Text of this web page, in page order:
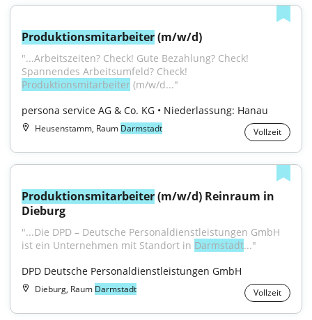
Produktionsmitarbeiter (m/w/d)
"...Arbeitszeiten? Check! Gute Bezahlung? Check!
Produktionsmitarbeiter (m/w/d..."
persona service AG & Co. KG • Niederlassung: Hanau
Heusenstamm, Raum Darmstadt Vollzeit
Produktionsmitarbeiter (m/w/d) Reinraum in
Dieburg
"...Die DPD – Deutsche Personaldienstleistungen GmbH
ist ein Unternehmen mit Standort in Darmstadt..."
DPD Deutsche Personaldienstleistungen GmbH
Dieburg, Raum Darmstadt Vollzeit